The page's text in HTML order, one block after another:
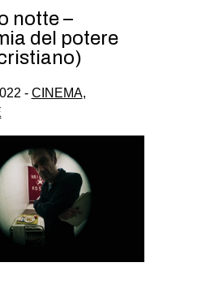
Fb
tw
bsky
ms
SEARCH
notte –
del potere
- CINEMA,